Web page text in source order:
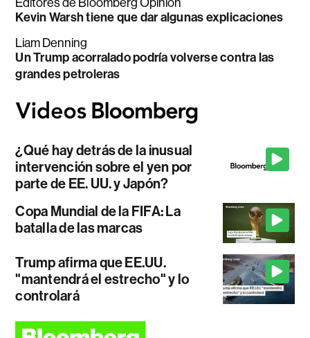
Editores de Bloomberg Opinion
Kevin Warsh tiene que dar algunas explicaciones
Liam Denning
Un Trump acorralado podría volverse contra las
grandes petroleras
¿Qué hay detrás de la inusual
intervención sobre el yen por
parte de EE. UU. y Japón?
Copa Mundial de la FIFA: La
batalla de las marcas
Trump afirma que EE.UU.
"mantendrá el estrecho" y lo
controlará